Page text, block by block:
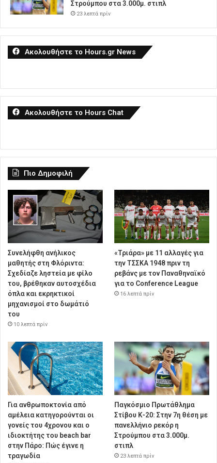
Στρούμπου στα 3.000μ. στιπλ
23 λεπτά πρίν
Ακολουθήστε το Hours.gr News
Ακολουθήστε το Hours Chat
Πιο Δημοφιλή
Συνελήφθη ανήλικος
μαθητής στη Φλόριντα:
Σχεδίαζε ληστεία με φίλο
του, βρέθηκαν αυτοσχέδια
όπλα και εκρηκτικοί
μηχανισμοί στο δωμάτιό
του
10 λεπτά πρίν
«Τριάρα» με 11 αλλαγές για
την ΤΣΣΚΑ 1948 πριν τη
ρεβάνς με τον Παναθηναϊκό
για το Conference League
16 λεπτά πρίν
Για ανθρωποκτονία από
αμέλεια κατηγορούνται οι
γονείς του 4χρονου και ο
ιδιοκτήτης του beach bar
στην Πάρο: Πώς έγινε η
τραγωδία
Παγκόσμιο Πρωτάθλημα
Στίβου Κ-20: Στην 7η θέση με
πανελλήνιο ρεκόρ η
Στρούμπου στα 3.000μ.
στιπλ
23 λεπτά πρίν